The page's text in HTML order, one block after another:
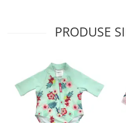
PRODUSE